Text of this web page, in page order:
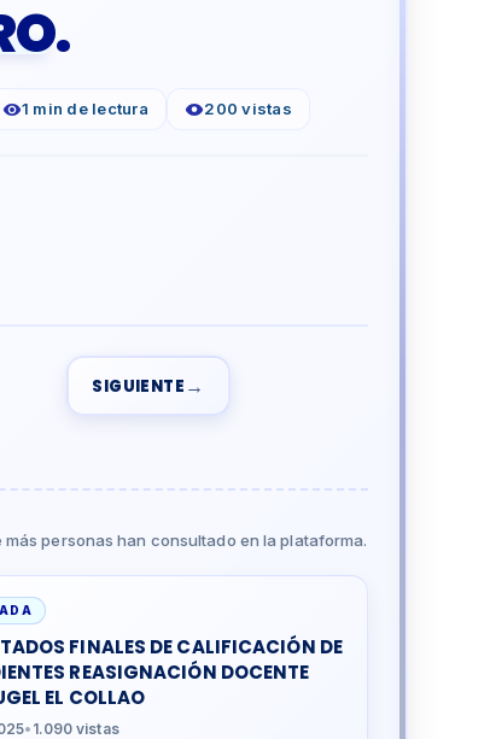
1 min de lectura 200 vistas
SIGUIENTE →
más personas han consultado en la plataforma.
FINALES DE CALIFICACIÓN DE
REASIGNACIÓN DOCENTE
EL COLLAO
• 1.090 vistas